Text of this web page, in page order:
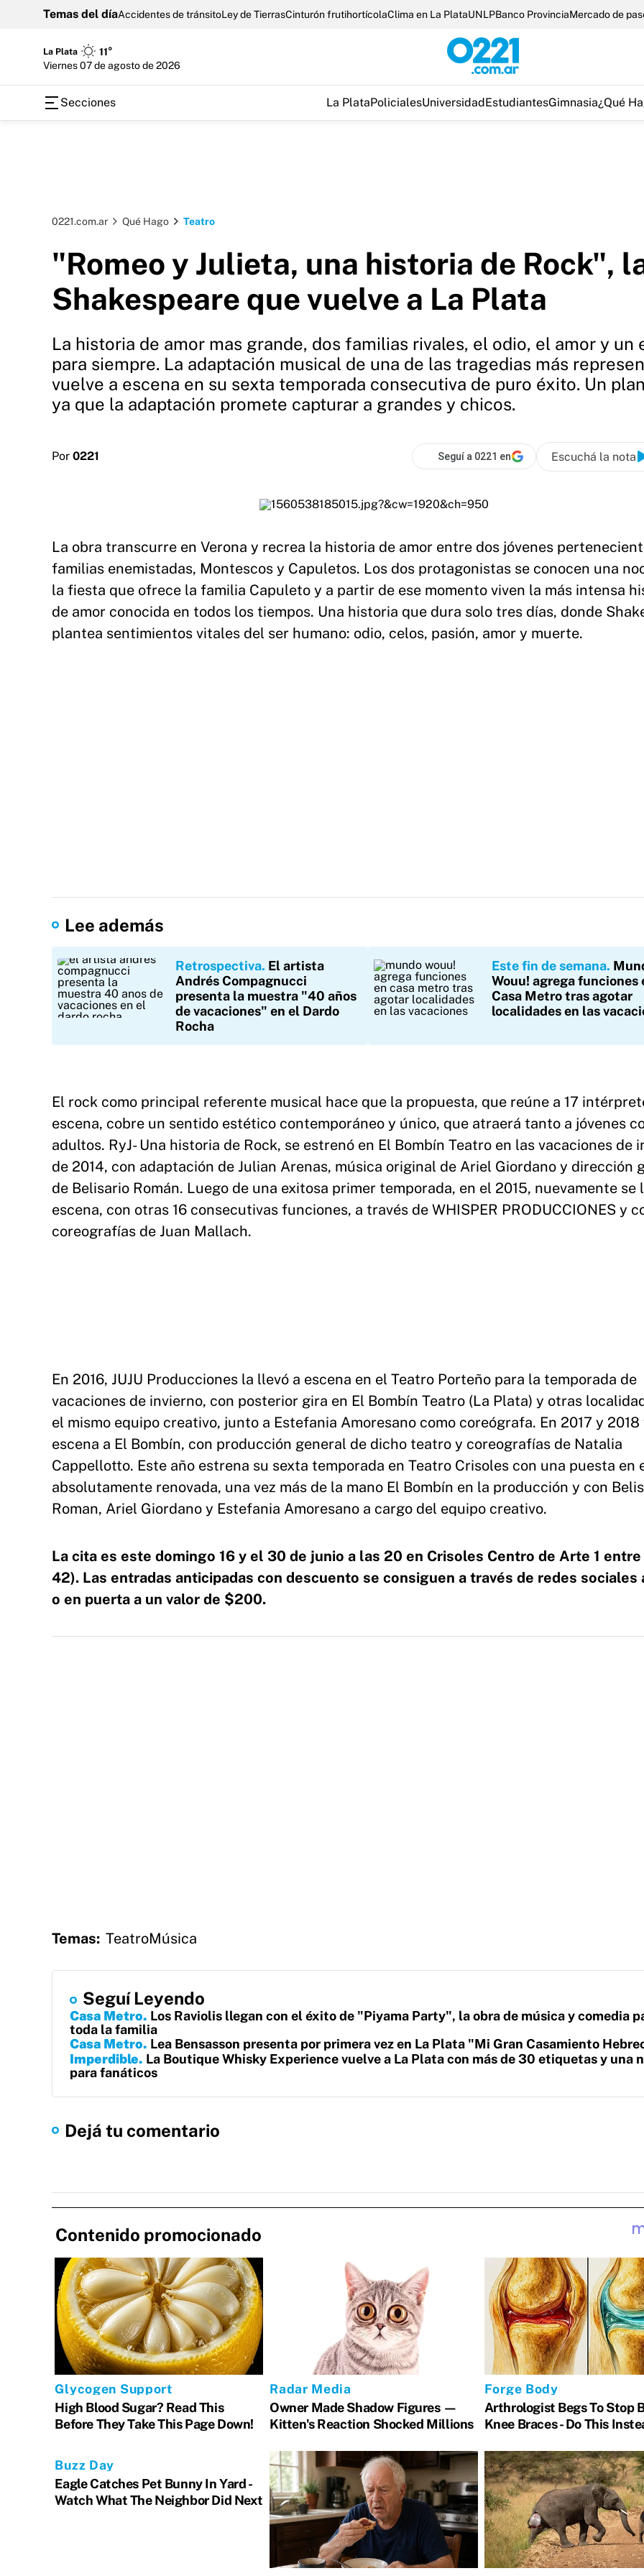
Temas del díaAccidentes de tránsitoLey de TierrasCinturón frutihortícolaClima en La PlataUNLPBanco ProvinciaMercado de
La Plata
11°
viernes 07 de agosto de 2026
Secciones La PlataPolicialesUniversidadEstudiantesGimnasia¿Qué
0221.com.ar Qué Hago Teatro
"Romeo y Julieta, una historia de Rock",
Shakespeare que vuelve a La Plata
La historia de amor mas grande, dos familias rivales, el odio, el amor y
para siempre. La adaptación musical de una de las tragedias más
vuelve a escena en su sexta temporada consecutiva de puro éxito. Un
ya que la adaptación promete capturar a grandes y chicos.
Por 0221 Seguí a 0221 en Escuchá la nota
La obra transcurre en Verona y recrea la historia de amor entre dos jóvenes
familias enemistadas, Montescos y Capuletos. Los dos protagonistas se conocen una
la fiesta que ofrece la familia Capuleto y a partir de ese momento viven la más intensa
de amor conocida en todos los tiempos. Una historia que dura solo tres días, donde
plantea sentimientos vitales del ser humano: odio, celos, pasión, amor y muerte.
Lee además
Retrospectiva El artista
Andrés Compagnucci
presenta la muestra "40 años
de vacaciones" en el Dardo
Rocha
Este fin de semana
Wouu! agrega funciones
Casa Metro tras agotar
localidades en las
El rock como principal referente musical hace que la propuesta, que reúne a 17
escena, cobre un sentido estético contemporáneo y único, que atraerá tanto a jóvenes
adultos. RyJ- Una historia de Rock, se estrenó en El Bombín Teatro en las vacaciones de
de 2014, con adaptación de Julian Arenas, música original de Ariel Giordano y dirección
de Belisario Román. Luego de una exitosa primer temporada, en el 2015, nuevamente se
escena, con otras 16 consecutivas funciones, a través de WHISPER PRODUCCIONES y
coreografías de Juan Mallach.
En 2016, JUJU Producciones la llevó a escena en el Teatro Porteño para la temporada de
vacaciones de invierno, con posterior gira en El Bombín Teatro (La Plata) y otras
el mismo equipo creativo, junto a Estefania Amoresano como coreógrafa. En 2017 y 2018
escena a El Bombín, con producción general de dicho teatro y coreografías de Natalia
Cappellotto. Este año estrena su sexta temporada en Teatro Crisoles con una puesta en
absolutamente renovada, una vez más de la mano El Bombín en la producción y con
Roman, Ariel Giordano y Estefania Amoresano a cargo del equipo creativo.
La cita es este domingo 16 y el 30 de junio a las 20 en Crisoles Centro de Arte 1 entre
42). Las entradas anticipadas con descuento se consiguen a través de redes sociales
o en puerta a un valor de $200.
Temas: TeatroMúsica
Seguí Leyendo
Casa Metro Los Raviolis llegan con el éxito de "Piyama Party", la obra de música y comedia
toda la familia
Casa Metro Lea Bensasson presenta por primera vez en La Plata "Mi Gran Casamiento
Imperdible La Boutique Whisky Experience vuelve a La Plata con más de 30 etiquetas y una
para fanáticos
Dejá tu comentario